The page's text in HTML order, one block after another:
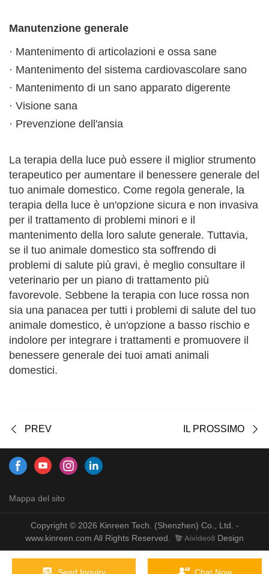
Manutenzione generale
· Mantenimento di articolazioni e ossa sane
· Mantenimento del sistema cardiovascolare sano
· Mantenimento di un sano apparato digerente
· Visione sana
· Prevenzione dell'ansia
La terapia della luce può essere il miglior strumento
terapeutico per aumentare il benessere generale del
tuo animale domestico. Come regola generale, la
terapia della luce è un'opzione sicura e non invasiva
per il trattamento di problemi minori e il
mantenimento della loro salute generale. Tuttavia,
se il tuo animale domestico sta soffrendo di
problemi di salute più gravi, è meglio consultare il
veterinario per un piano di trattamento più
favorevole. Sebbene la terapia con luce rossa non
sia una panacea per tutti i problemi di salute del tuo
animale domestico, è un'opzione a basso rischio e
indolore per integrare i trattamenti e promuovere il
benessere generale dei tuoi amati animali
domestici.
PREV IL PROSSIMO
Mappa del sito
Copyright © 2026 Kinreen Tech. (Shenzhen) Co., Ltd. -
www.kinreen.com All Rights Reserved.
Design